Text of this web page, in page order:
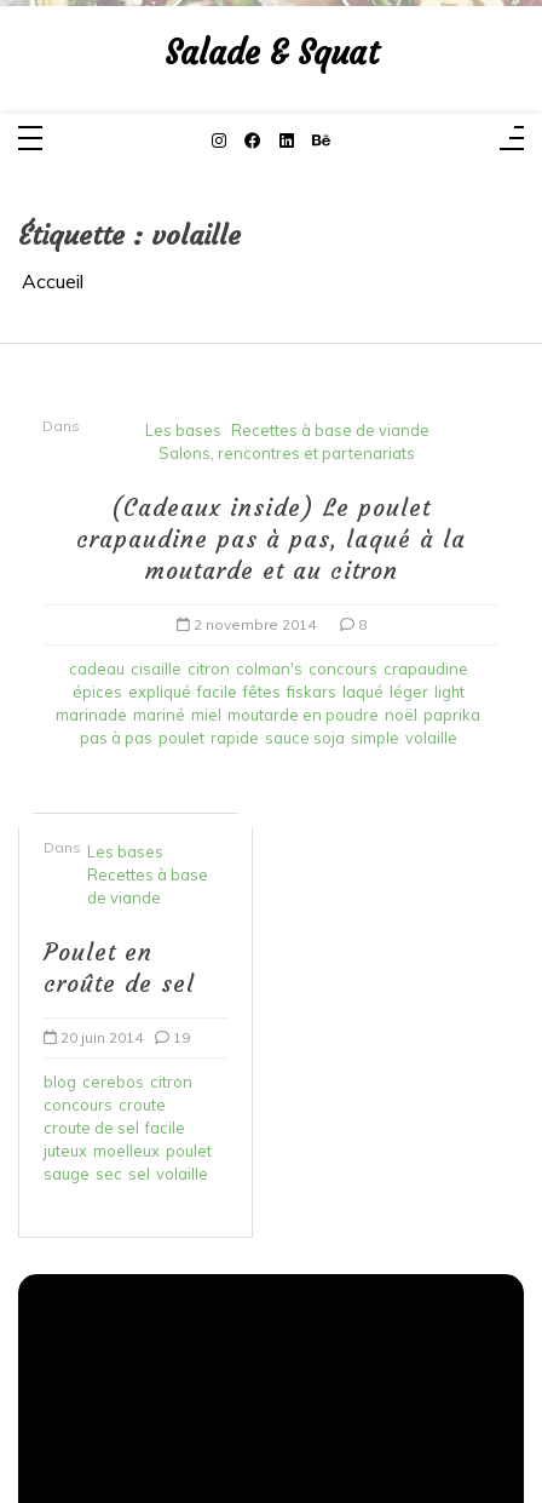
Aller
Salade & Squat
Étiquette : volaille
Accueil
Dans Les bases
Recettes à base de viande
Salons, rencontres et partenariats
(Cadeaux inside) Le poulet
crapaudine pas à pas, laqué à la
moutarde et au citron
2 novembre 2014 8
cadeau cisaille citron colman's concours crapaudine
épices expliqué facile fêtes fiskars laqué léger light
marinade mariné miel moutarde en poudre noël paprika
pas à pas poulet rapide sauce soja simple volaille
Dans Les bases
Recettes à base
de viande
Poulet en
croûte de sel
20 juin 2014 19
blog cerebos citron
concours croute
croute de sel facile
juteux moelleux poulet
sauge sec sel volaille